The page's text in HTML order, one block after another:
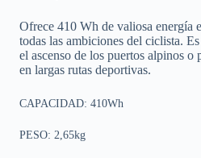
Ofrece 410 Wh de valiosa energía
todas las ambiciones del ciclista.
el ascenso de los puertos alpinos o
en largas rutas deportivas.
CAPACIDAD: 410Wh
PESO: 2,65kg